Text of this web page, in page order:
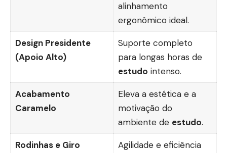
alinhamento
ergonômico ideal.
Design Presidente
(Apoio Alto)
Suporte completo
para longas horas de
estudo intenso.
Acabamento
Caramelo
Eleva a estética e a
motivação do
ambiente de estudo.
Rodinhas e Giro
Agilidade e eficiência